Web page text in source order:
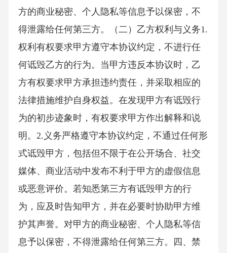
方的商业秘密、个人隐私等信息予以保密，不
得泄露给任何第三方。（二）乙方权利与义务1.
权利有权要求甲方遵守本协议约定，不进行任
何诋毁乙方的行为。当甲方违反本协议时，乙
方有权要求甲方承担违约责任，并采取相应的
法律措施维护自身权益。在发现甲方有诋毁行
为的初步迹象时，有权要求甲方作出解释和说
明。2.义务严格遵守本协议约定，不通过任何形
式诋毁甲方，包括但不限于在公开场合、社交
媒体、商业活动中发布不利于甲方的虚假信息
或恶意评价。若知悉第三方有诋毁甲方的行
为，应及时告知甲方，并在必要时协助甲方维
护其声誉。对甲方的商业秘密、个人隐私等信
息予以保密，不得泄露给任何第三方。四、禁